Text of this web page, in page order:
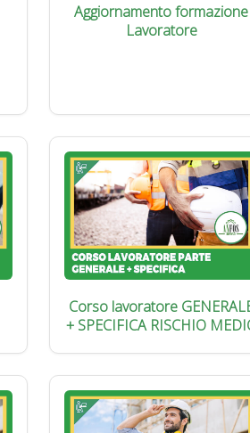
Aggiornamento formazione
Lavoratore
Corso lavoratore
+ SPECIFICA RISCHIO